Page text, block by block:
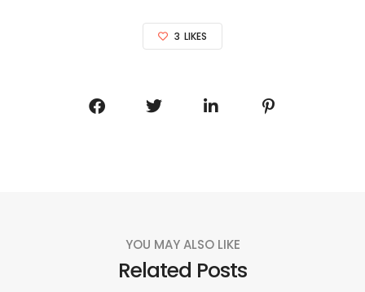
3 LIKES
YOU MAY ALSO LIKE
Related Posts